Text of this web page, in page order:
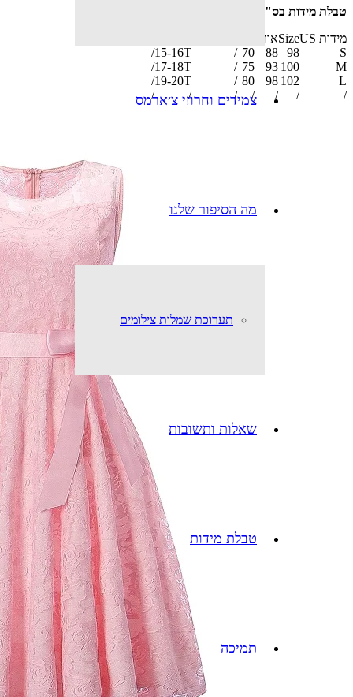
צמידים וחרוזי צ׳ארמס
מה הסיפור שלנו
תערוכת שמלות צילומים
שאלות ותשובות
טבלת מידות
תמיכה
טבלת מידות בס"מ
מידות US
Sizeאורך
S
98
88
70
/
15-16T
/
M
100
93
75
/
17-18T
/
L
102
98
80
/
19-20T
/
/
/
/
/
/
/
/